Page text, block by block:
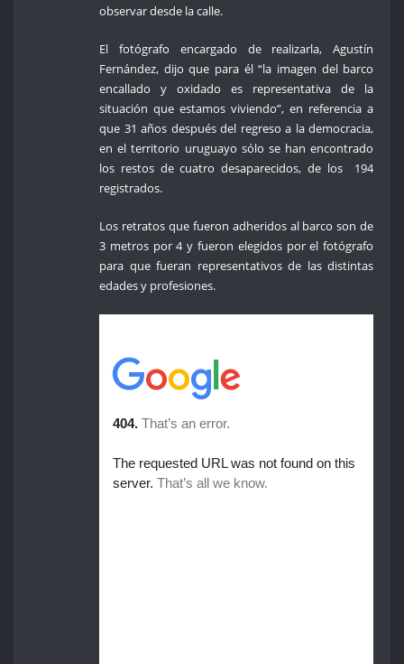
observar desde la calle.
El fotógrafo encargado de realizarla, Agustín
Fernández, dijo que para él “la imagen del barco
encallado y oxidado es representativa de la
situación que estamos viviendo”, en referencia a
que 31 años después del regreso a la democracia,
en el territorio uruguayo sólo se han encontrado
los restos de cuatro desaparecidos, de los 194
registrados.
Los retratos que fueron adheridos al barco son de
3 metros por 4 y fueron elegidos por el fotógrafo
para que fueran representativos de las distintas
edades y profesiones.